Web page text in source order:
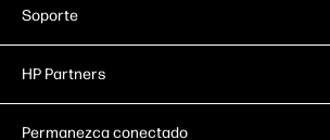
Soporte
HP Partners
Permanezca conectado